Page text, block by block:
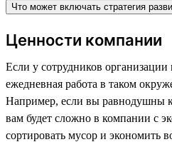
Что может включать стратегия
Ценности компании
Если у сотрудников организации
ежедневная работа в таком
Например, если вы равнодушны
вам будет сложно в компании с
сортировать мусор и экономить